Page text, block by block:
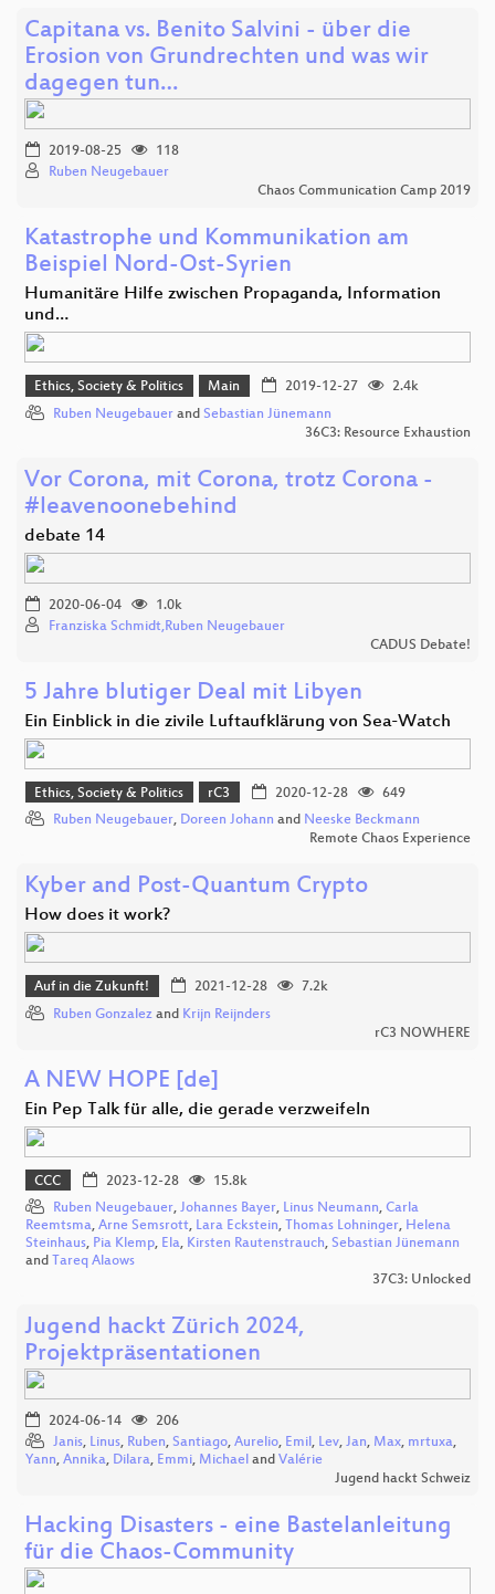
Capitana vs. Benito Salvini - über die
Erosion von Grundrechten und was wir
dagegen tun…
2019-08-25
118
Ruben Neugebauer
Chaos Communication Camp 2019
Katastrophe und Kommunikation am
Beispiel Nord-Ost-Syrien
Humanitäre Hilfe zwischen Propaganda, Information
und…
Ethics, Society & Politics Main 2019-12-27
2.4k
Ruben Neugebauer and Sebastian Jünemann
36C3: Resource Exhaustion
Vor Corona, mit Corona, trotz Corona -
#leavenoonebehind
debate 14
2020-06-04
1.0k
Franziska Schmidt,Ruben Neugebauer
CADUS Debate!
5 Jahre blutiger Deal mit Libyen
Ein Einblick in die zivile Luftaufklärung von Sea-Watch
Ethics, Society & Politics rC3 2020-12-28
649
Ruben Neugebauer, Doreen Johann and Neeske Beckmann
Remote Chaos Experience
Kyber and Post-Quantum Crypto
How does it work?
Auf in die Zukunft! 2021-12-28
7.2k
Ruben Gonzalez and Krijn Reijnders
rC3 NOWHERE
A NEW HOPE [de]
Ein Pep Talk für alle, die gerade verzweifeln
CCC 2023-12-28
15.8k
Ruben Neugebauer, Johannes Bayer, Linus Neumann, Carla
Reemtsma, Arne Semsrott, Lara Eckstein, Thomas Lohninger, Helena
Steinhaus, Pia Klemp, Ela, Kirsten Rautenstrauch, Sebastian Jünemann
and Tareq Alaows
37C3: Unlocked
Jugend hackt Zürich 2024,
Projektpräsentationen
2024-06-14
206
Janis, Linus, Ruben, Santiago, Aurelio, Emil, Lev, Jan, Max, mrtuxa,
Yann, Annika, Dilara, Emmi, Michael and Valérie
Jugend hackt Schweiz
Hacking Disasters - eine Bastelanleitung
für die Chaos-Community